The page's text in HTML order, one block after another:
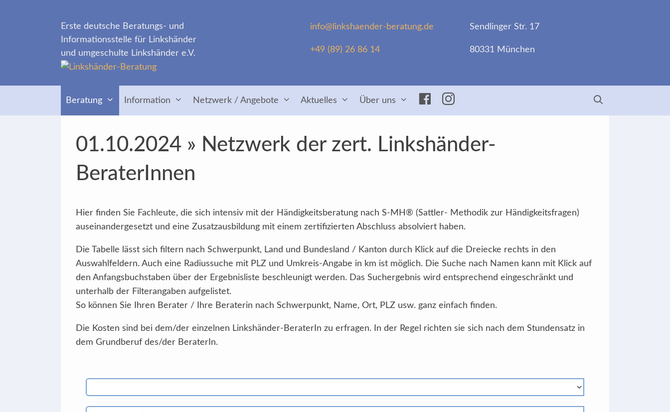
info@linkshaender-beratung.de
+49 (89) 26 86 14
Sendlinger Str. 17
80331 München
Erste deutsche Beratungs- und
Informationsstelle für Linkshänder
und umgeschulte Linkshänder e.V.
Beratung Information Netzwerk / Angebote Aktuelles Über uns Facebook
Insta
01.10.2024 » Netzwerk der zert. Linkshänder-
BeraterInnen
Hier finden Sie Fachleute, die sich intensiv mit der Händigkeitsberatung nach S-MH® (Sattler- Methodik zur Händigkeitsfragen)
auseinandergesetzt und eine Zusatzausbildung mit einem zertifizierten Abschluss absolviert haben.
Die Tabelle lässt sich filtern nach Schwerpunkt, Land und Bundesland / Kanton durch Klick auf die Dreiecke rechts in den
Auswahlfeldern. Auch eine Radiussuche mit PLZ und Umkreis-Angabe in km ist möglich. Die Suche nach Namen kann mit Klick auf
den Anfangsbuchstaben über der Ergebnisliste beschleunigt werden. Das Suchergebnis wird entsprechend eingeschränkt und
unterhalb der Filterangaben aufgelistet.
So können Sie Ihren Berater / Ihre Beraterin nach Schwerpunkt, Name, Ort, PLZ usw. ganz einfach finden.
Die Kosten sind bei dem/der einzelnen Linkshänder-BeraterIn zu erfragen. In der Regel richten sie sich nach dem Stundensatz in
dem Grundberuf des/der BeraterIn.